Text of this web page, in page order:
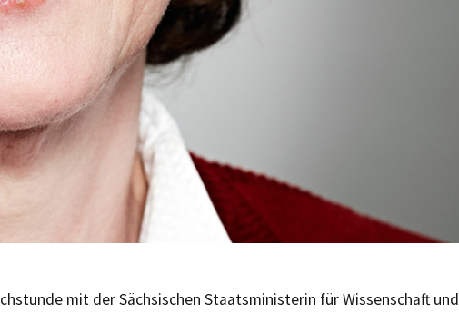
mit der Sächsischen Staatsministerin für Wissenschaft und